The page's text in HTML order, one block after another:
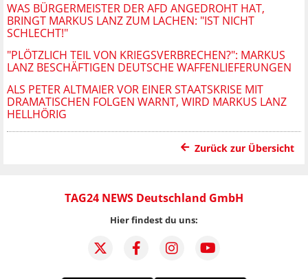
WAS BÜRGERMEISTER DER AFD ANGEDROHT HAT,
BRINGT MARKUS LANZ ZUM LACHEN: "IST NICHT
SCHLECHT!"
"PLÖTZLICH TEIL VON KRIEGSVERBRECHEN?": MARKUS
LANZ BESCHÄFTIGEN DEUTSCHE WAFFENLIEFERUNGEN
ALS PETER ALTMAIER VOR EINER STAATSKRISE MIT
DRAMATISCHEN FOLGEN WARNT, WIRD MARKUS LANZ
HELLHÖRIG
Zurück zur Übersicht
TAG24 NEWS Deutschland GmbH
Hier findest du uns: